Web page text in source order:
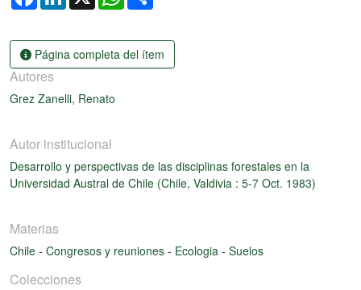
Página completa del ítem
Autores
Grez Zanelli, Renato
Autor institucional
Desarrollo y perspectivas de las disciplinas forestales en la
Universidad Austral de Chile (Chile, Valdivia : 5-7 Oct. 1983)
Materias
Chile - Congresos y reuniones - Ecologia - Suelos
Colecciones